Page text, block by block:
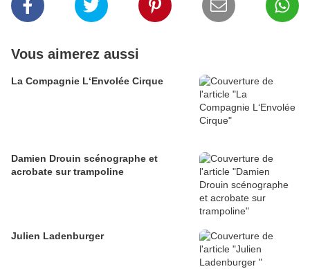
Vous aimerez aussi
La Compagnie L‘Envolée Cirque
Damien Drouin scénographe et
acrobate sur trampoline
Julien Ladenburger